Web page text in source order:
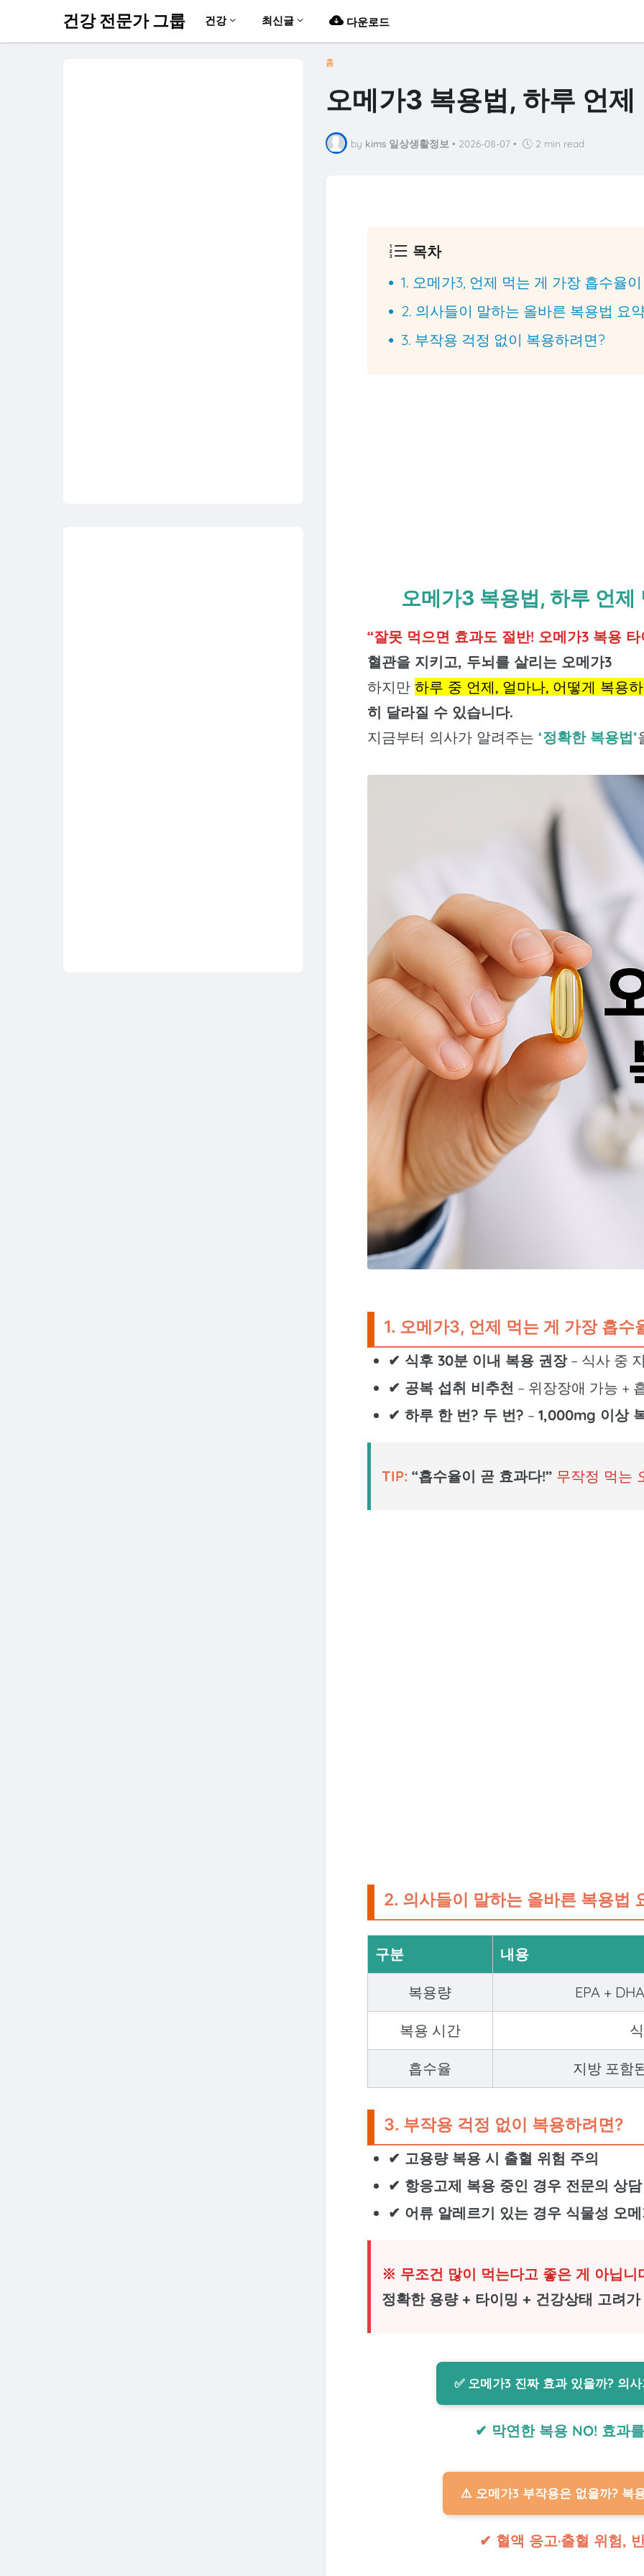
건강 전문가 그룹 건강 최신글 다운로드
홈
오메가3 복용법, 하루 언
by kims 일상생활정보 • 2026-08-07 • 2 min read
목차
1. 오메가3, 언제 먹는 게 가장 흡수율
2. 의사들이 말하는 올바른 복용법 요
3. 부작용 걱정 없이 복용하려면?
오메가3 복용법, 하루 언
“잘못 먹으면 효과도 절반! 오메가3 복용
혈관을 지키고, 두뇌를 살리는 오메가3
하지만 하루 중 언제, 얼마나, 어떻게 복용
히 달라질 수 있습니다.
지금부터 의사가 알려주는 ‘정확한 복용법’
1. 오메가3, 언제 먹는 게 가장 흡수
✔ 식후 30분 이내 복용 권장– 식사 중
✔ 공복 섭취 비추천 – 위장장애 가능 +
✔ 하루 한 번? 두 번? –1,000mg 이상
TIP: “흡수율이 곧 효과다!” 무작정 먹는
2. 의사들이 말하는 올바른 복용법
구분 내용
복용량 EPA +
복용 시간
흡수율 지방 포함
3. 부작용 걱정 없이 복용하려면?
✔ 고용량 복용 시 출혈 위험 주의
✔ 항응고제 복용 중인 경우 전문의 상
✔ 어류 알레르기 있는 경우 식물성 오
※ 무조건 많이 먹는다고 좋은 게 아닙니
정확한 용량 + 타이밍 + 건강상태 고려
✅ 오메가3 진짜 효과 있을까? 의
✔ 막연한 복용 NO! 효과
⚠️ 오메가3 부작용은 없을까? 복
✔ 혈액 응고·출혈 위험,